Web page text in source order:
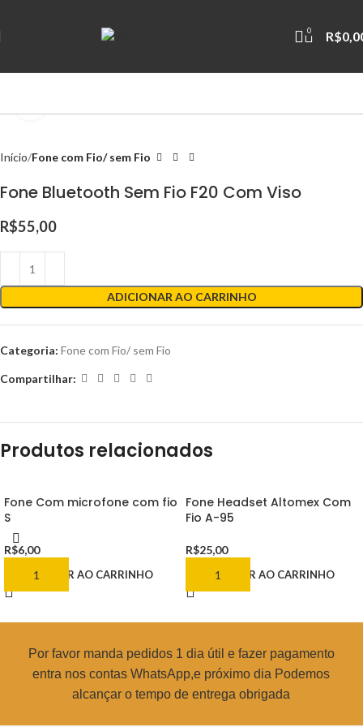
0 R$
Início Fone com Fio/ sem Fio
Fone Bluetooth Sem Fio F20 Com Viso
R$55,00
ADICIONAR AO CARRINHO
Categoria: Fone com Fio/ sem Fio
Compartilhar:
Produtos relacionados
Fone Com microfone com fio
S
R$6,00
ADICIONAR AO CARRINHO
Fone Headset Altomex Com
Fio A-95
R$25,00
ADICIONAR AO CARRINHO
Por favor manda pedidos 1 dia útil e fazer pagamento
entra nos contas WhatsApp,e próximo dia Podemos
alcançar o tempo de entrega obrigada